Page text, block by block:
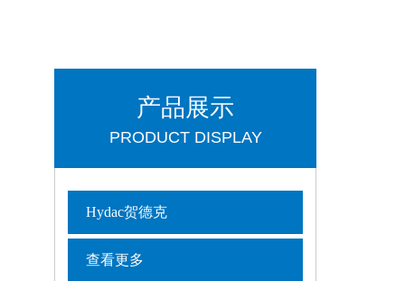
产品展示
PRODUCT DISPLAY
Hydac贺德克
查看更多